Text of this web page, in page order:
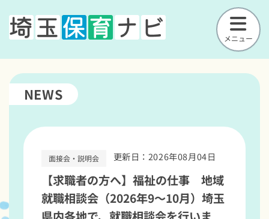
メニュー
NEWS
面接会・説明会 更新日：2026年08月04日
【求職者の方へ】福祉の仕事 地域
就職相談会（2026年9～10月）埼玉